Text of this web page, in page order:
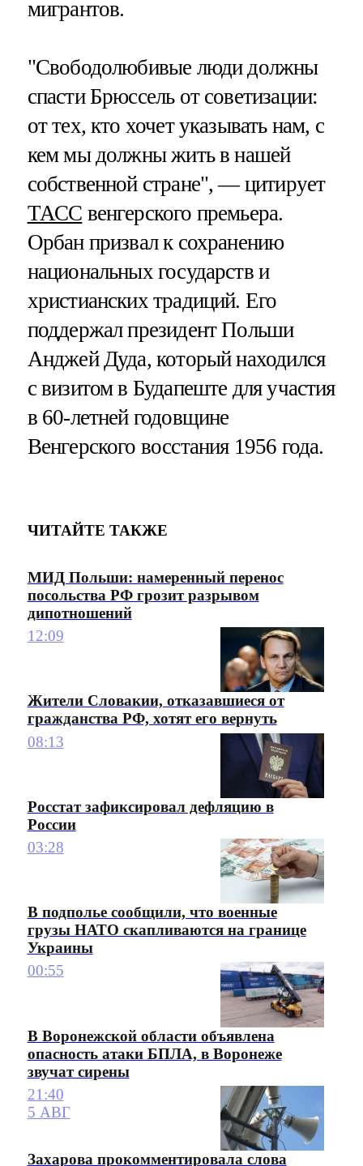
мигрантов.
"Свободолюбивые люди должны
спасти Брюссель от советизации:
от тех, кто хочет указывать нам, с
кем мы должны жить в нашей
собственной стране", — цитирует
ТАСС венгерского премьера.
Орбан призвал к сохранению
национальных государств и
христианских традиций. Его
поддержал президент Польши
Анджей Дуда, который находился
с визитом в Будапеште для участия
в 60-летней годовщине
Венгерского восстания 1956 года.
ЧИТАЙТЕ ТАКЖЕ
МИД Польши: намеренный перенос
посольства РФ грозит разрывом
дипотношений
12:09
Жители Словакии, отказавшиеся от
гражданства РФ, хотят его вернуть
08:13
Росстат зафиксировал дефляцию в
России
03:28
В подполье сообщили, что военные
грузы НАТО скапливаются на границе
Украины
00:55
В Воронежской области объявлена
опасность атаки БПЛА, в Воронеже
звучат сирены
21:40
5 АВГ
Захарова прокомментировала слова